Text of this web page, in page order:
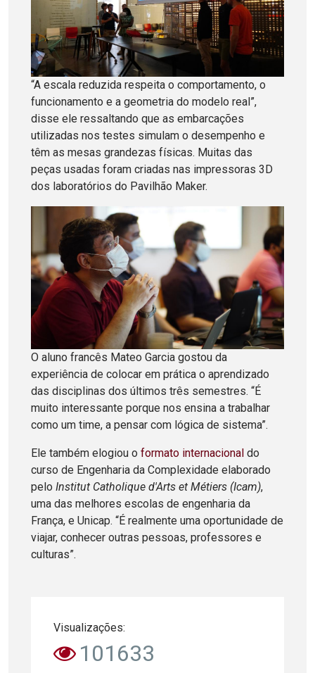
“A escala reduzida respeita o comportamento, o
funcionamento e a geometria do modelo real”,
disse ele ressaltando que as embarcações
utilizadas nos testes simulam o desempenho e
têm as mesas grandezas físicas. Muitas das
peças usadas foram criadas nas impressoras 3D
dos laboratórios do Pavilhão Maker.
O aluno francês Mateo Garcia gostou da
experiência de colocar em prática o aprendizado
das disciplinas dos últimos três semestres. “É
muito interessante porque nos ensina a trabalhar
como um time, a pensar com lógica de sistema”.
Ele também elogiou o formato internacional do
curso de Engenharia da Complexidade elaborado
pelo Institut Catholique d'Arts et Métiers (Icam),
uma das melhores escolas de engenharia da
França, e Unicap. “É realmente uma oportunidade de
viajar, conhecer outras pessoas, professores e
culturas”.
Visualizações:
101633